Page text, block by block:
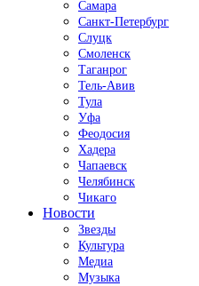
Самара
Санкт-Петербург
Слуцк
Смоленск
Таганрог
Тель-Авив
Тула
Уфа
Феодосия
Хадера
Чапаевск
Челябинск
Чикаго
Новости
Звезды
Культура
Медиа
Музыка